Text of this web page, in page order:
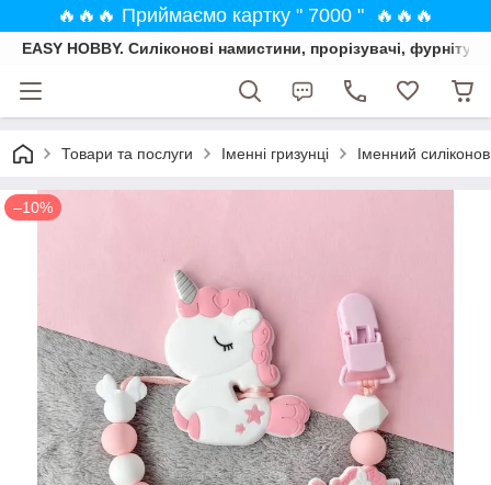
🔥🔥🔥 Приймаємо картку " 7000 " 🔥🔥🔥
EASY HOBBY. Силіконові намистини, прорізувачі,
Товари та послуги Іменні гризунці Іменний
–10%